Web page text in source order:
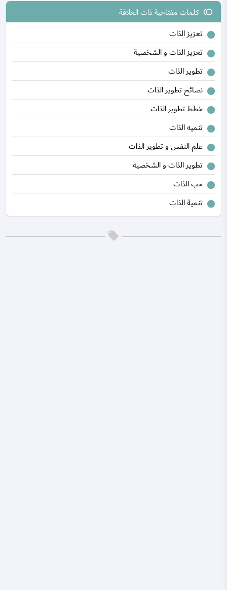
toll كلمات مفتاحية ذات العلاقة
تعزيز الذات
تعزيز الذات و الشخصية
تطوير الذات
نصائح تطوير الذات
خطط تطوير الذات
تنميه الذات
علم النفس و تطوير الذات
تطوير الذات و الشخصيه
حب الذات
تنمية الذات